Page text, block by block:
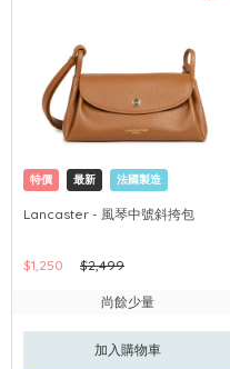
特價 最新 法國製造
Lancaster - 風琴中號斜挎包
$1,250 $2,499
尚餘少量
加入購物車